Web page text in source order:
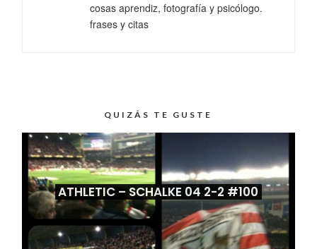
cosas aprendiz, fotografía y psicólogo.
frases y citas
QUIZÁS TE GUSTE
ATHLETIC – SCHALKE 04 2-2 #100